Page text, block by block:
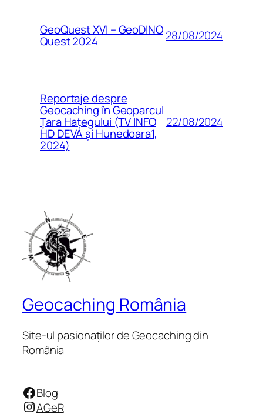
GeoQuest XVI – GeoDINO
Quest 2024 28/08/2024
Reportaje despre
Geocaching în Geoparcul
Țara Hațegului (TV INFO
HD DEVA și Hunedoara1,
2024)
22/08/2024
Geocaching România
Site-ul pasionaților de Geocaching din
România
Facebook
Instagram
Blog
AGeR